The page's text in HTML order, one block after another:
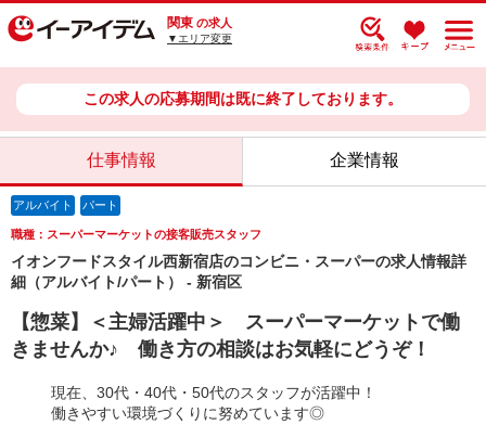
関東 の求人
▼エリア変更
この求人の応募期間は既に終了しております。
仕事情報 企業情報
アルバイト パート
職種：スーパーマーケットの接客販売スタッフ
イオンフードスタイル西新宿店のコンビニ・スーパーの求人情報詳
細（アルバイト/パート） - 新宿区
【惣菜】＜主婦活躍中＞ スーパーマーケットで働
きませんか♪ 働き方の相談はお気軽にどうぞ！
現在、30代・40代・50代のスタッフが活躍中！
働きやすい環境づくりに努めています◎